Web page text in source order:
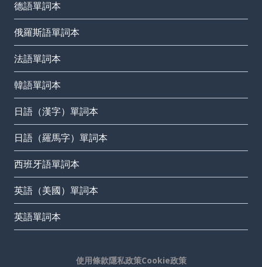
德語單詞本
俄羅斯語單詞本
法語單詞本
韓語單詞本
日語（漢字）單詞本
日語（羅馬字）單詞本
西班牙語單詞本
英語（美國）單詞本
英語單詞本
使用條款隱私政策Cookie政策